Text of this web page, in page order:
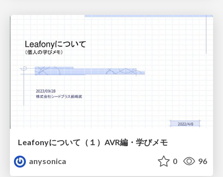
Leafonyについて（１）AVR編・学びメモ
anysonica
0 96